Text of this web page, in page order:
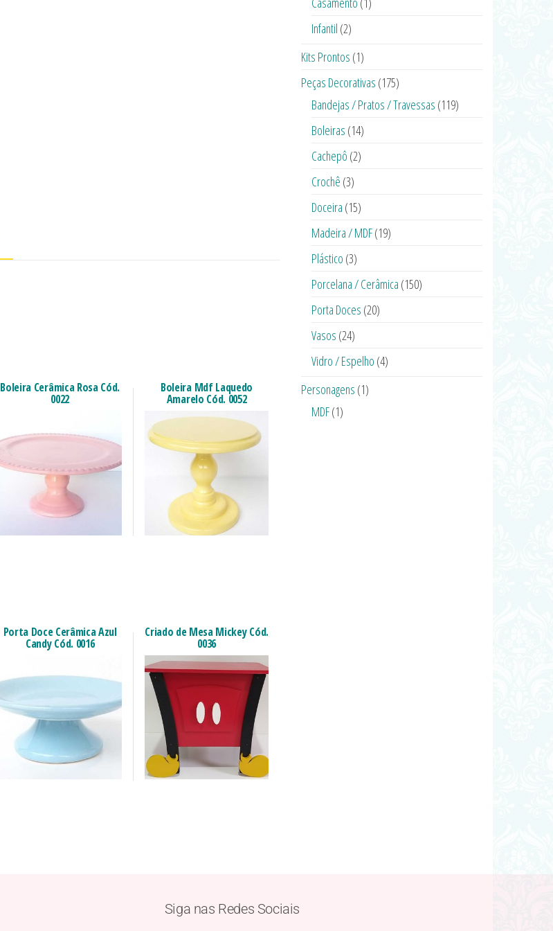
Boleira Cerâmica Rosa Cód.
0022
Boleira Mdf Laquedo
Amarelo Cód. 0052
Porta Doce Cerâmica Azul
Candy Cód. 0016
Criado de Mesa Mickey Cód.
0036
Infantil (2)
Kits Prontos (1)
Peças Decorativas (175)
Bandejas / Pratos / Travessas (119)
Boleiras (14)
Cachepô (2)
Crochê (3)
Doceira (15)
Madeira / MDF(19)
Plástico (3)
Porcelana / Cerâmica (150)
Porta Doces (20)
Vasos (24)
Vidro / Espelho (4)
Personagens (1)
MDF(1)
Siga nas Redes Sociais